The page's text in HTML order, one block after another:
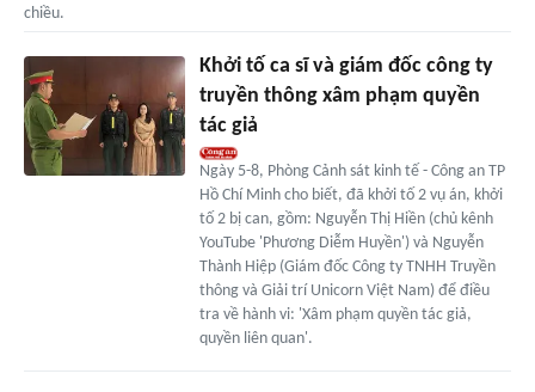
chiều.
Khởi tố ca sĩ và giám đốc công ty
truyền thông xâm phạm quyền
tác giả
Ngày 5-8, Phòng Cảnh sát kinh tế - Công an TP
Hồ Chí Minh cho biết, đã khởi tố 2 vụ án, khởi
tố 2 bị can, gồm: Nguyễn Thị Hiền (chủ kênh
YouTube 'Phương Diễm Huyền') và Nguyễn
Thành Hiệp (Giám đốc Công ty TNHH Truyền
thông và Giải trí Unicorn Việt Nam) để điều
tra về hành vi: 'Xâm phạm quyền tác giả,
quyền liên quan'.